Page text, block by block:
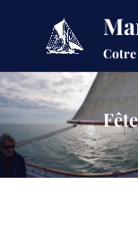
Cotre